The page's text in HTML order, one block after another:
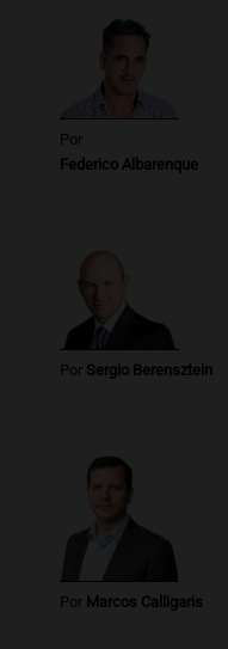
Episodios
Por
Federico Albarenque
Por Sergio Berensztein
Por Marcos Calligaris